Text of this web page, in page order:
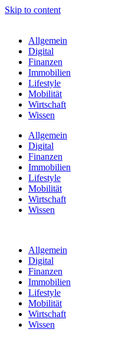
Skip to content
Allgemein
Digital
Finanzen
Immobilien
Lifestyle
Mobilität
Wirtschaft
Wissen
Allgemein
Digital
Finanzen
Immobilien
Lifestyle
Mobilität
Wirtschaft
Wissen
Allgemein
Digital
Finanzen
Immobilien
Lifestyle
Mobilität
Wirtschaft
Wissen